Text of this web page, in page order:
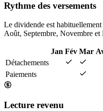
Rythme des versements
Le dividende est habituellement
Août, Septembre, Novembre et
Jan Fév Mar
Détachements
Paiements
Lecture revenu